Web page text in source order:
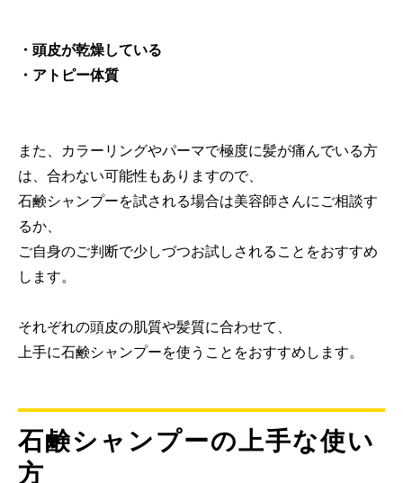
・頭皮が乾燥している
・アトピー体質
また、カラーリングやパーマで極度に髪が痛んでいる方
は、合わない可能性もありますので、
石鹸シャンプーを試される場合は美容師さんにご相談す
るか、
ご自身のご判断で少しづつお試しされることをおすすめ
します。
それぞれの頭皮の肌質や髪質に合わせて、
上手に石鹸シャンプーを使うことをおすすめします。
石鹸シャンプーの上手な使い
方